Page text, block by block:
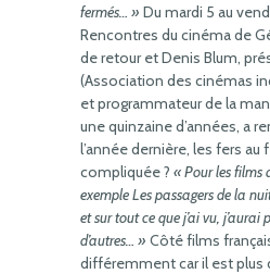
fermés… » Du mardi 5 au
Rencontres du cinéma de
de retour et Denis Blum,
(Association des cinémas
et programmateur de la
une quinzaine d’années, a
l’année dernière, les fers
compliquée ? « Pour les films
exemple Les passagers de la
et sur tout ce que j’ai vu, j’aurai
d’autres… » Côté films
différemment car il est plus